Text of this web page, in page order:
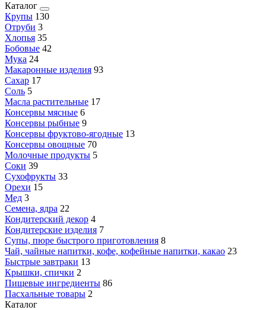
Каталог
Крупы 130
Отруби 3
Хлопья 35
Бобовые 42
Мука 24
Макаронные изделия 93
Сахар 17
Соль 5
Масла растительные 17
Консервы мясные 6
Консервы рыбные 9
Консервы фруктово-ягодные 13
Консервы овощные 70
Молочные продукты 5
Соки 39
Сухофрукты 33
Орехи 15
Мед 3
Семена, ядра 22
Кондитерский декор 4
Кондитерские изделия 7
Супы, пюре быстрого приготовления 8
Чай, чайные напитки, кофе, кофейные напитки, какао 23
Быстрые завтраки 13
Крышки, спички 2
Пищевые ингредиенты 86
Пасхальные товары 2
Каталог